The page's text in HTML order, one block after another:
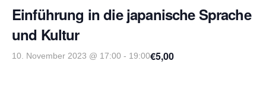
Einführung in die japanische Sprache
und Kultur
10. November 2023 @ 17:00 - 19:00€5,00